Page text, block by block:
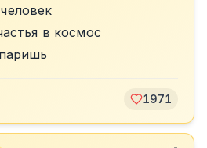
в космос
1971